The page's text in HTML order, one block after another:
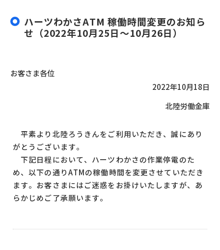
ハーツわかさATM 稼働時間変更のお知ら
せ（2022年10月25日～10月26日）
お客さま各位
2022年10月18日
北陸労働金庫
平素より北陸ろうきんをご利用いただき、誠にあり
がとうございます。
下記日程において、ハーツわかさの作業停電のた
め、以下の通りATMの稼働時間を変更させていただき
ます。お客さまにはご迷惑をお掛けいたしますが、あ
らかじめご了承願います。